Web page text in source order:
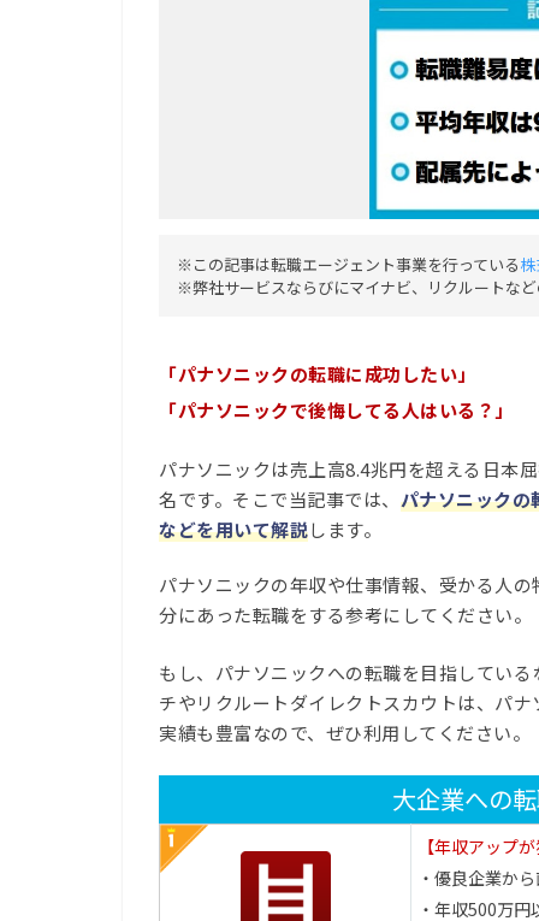
※この記事は転職エージェント事業を行っている
※弊社サービスならびにマイナビ、リクルートな
「パナソニックの転職に成功したい」
「パナソニックで後悔してる人はいる？」
パナソニックは売上高8.4兆円を超える日本
名です。そこで当記事では、 パナソニックの
などを用いて解説します。
パナソニックの年収や仕事情報、受かる人
分にあった転職をする参考にしてください。
もし、パナソニックへの転職を目指してい
チやリクルートダイレクトスカウトは、パ
実績も豊富なので、ぜひ利用してください。
大企業への
【年収アップ
・優良企業か
・年収500万